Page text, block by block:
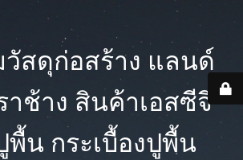
สดุก่อสร้าง แลนด์
าช้าง สินค้าเอสซีจี
น กระเบื้องปูพื้น